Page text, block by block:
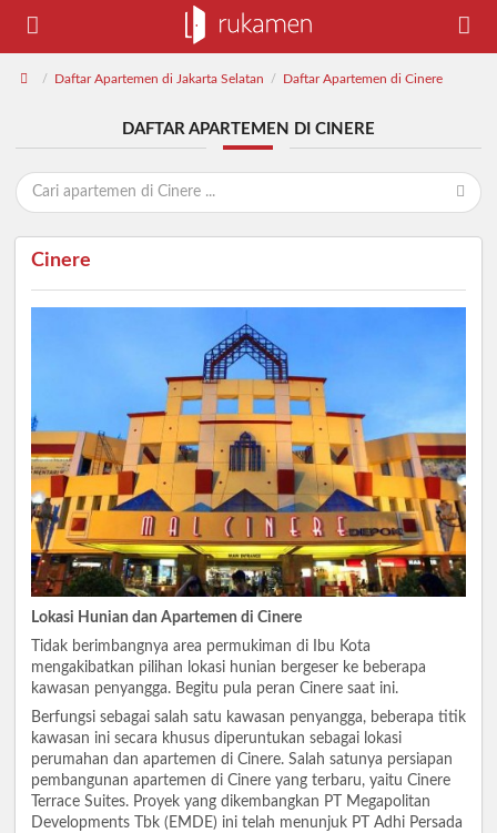
/ Daftar Apartemen di Jakarta Selatan / Daftar Apartemen di Cinere
DAFTAR APARTEMEN DI CINERE
Cinere
Lokasi Hunian dan Apartemen di Cinere
Tidak berimbangnya area permukiman di Ibu Kota
mengakibatkan pilihan lokasi hunian bergeser ke beberapa
kawasan penyangga. Begitu pula peran Cinere saat ini.
Berfungsi sebagai salah satu kawasan penyangga, beberapa titik
kawasan ini secara khusus diperuntukan sebagai lokasi
perumahan dan apartemen di Cinere. Salah satunya persiapan
pembangunan apartemen di Cinere yang terbaru, yaitu Cinere
Terrace Suites. Proyek yang dikembangkan PT Megapolitan
Developments Tbk (EMDE) ini telah menunjuk PT Adhi Persada